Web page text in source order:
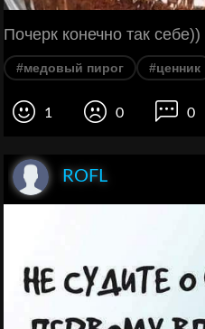
Почерк конечно так
#медовый пирог #ценник
1 0 0
ROFL